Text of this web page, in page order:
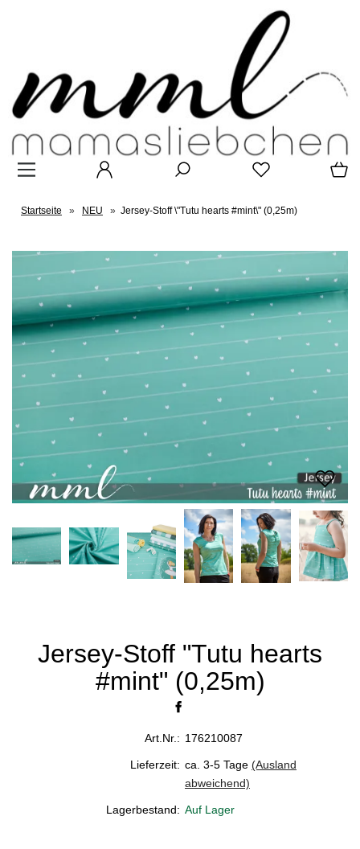
Startseite » NEU » Jersey-Stoff \"Tutu hearts #mint\" (0,25m)
Jersey-Stoff "Tutu hearts
#mint" (0,25m)
Art.Nr.: 176210087
Lieferzeit: ca. 3-5 Tage (Ausland
abweichend)
Lagerbestand: Auf Lager